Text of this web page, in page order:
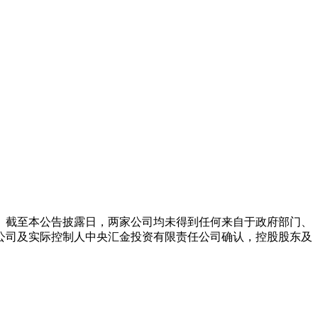
至本公告披露日，两家公司均未得到任何来自于政府部门、
及实际控制人中央汇金投资有限责任公司确认，控股股东及